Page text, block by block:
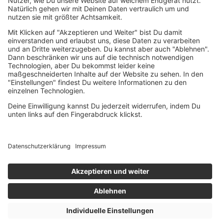
Dermatologisch getestet
UNSERE STORY FILIALSUCHE
KONTAKT
© 2026 ICB innovative cosmetic brands GmbH
IMPRESSUM